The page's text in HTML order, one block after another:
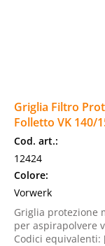
Griglia Filtro
Folletto VK 140/
Cod. art.:
12424
Colore:
Vorwerk
Griglia protezione
per aspirapolvere
Codici equivalenti: